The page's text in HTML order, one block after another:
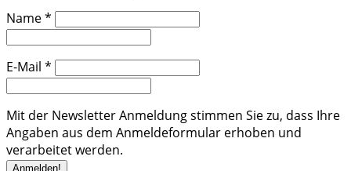
Name*
E-Mail *
Mit der Newsletter Anmeldung stimmen Sie zu, dass Ihre
Angaben aus dem Anmeldeformular erhoben und
verarbeitet werden.